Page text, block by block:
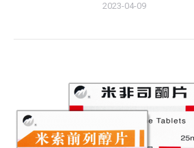
2023-04-09